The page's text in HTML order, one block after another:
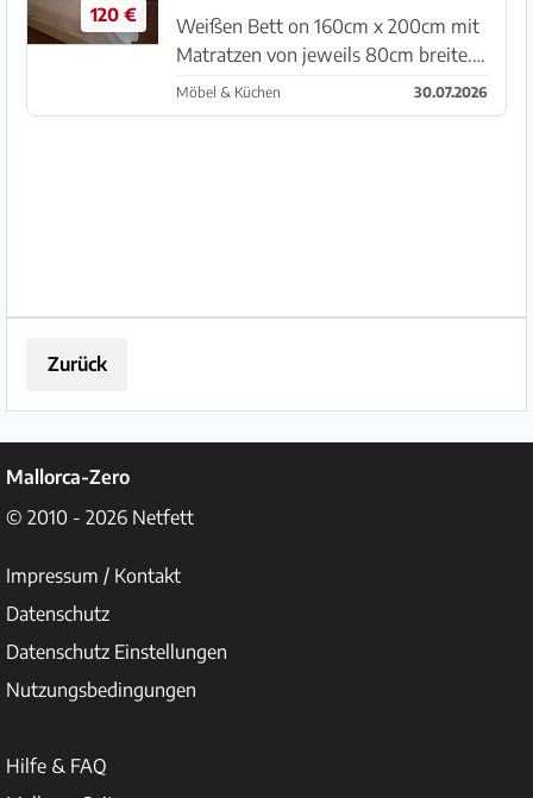
120 €
Weißen Bett on 160cm x 200cm mit
Matratzen von jeweils 80cm breite.
Der Kopfbereich ist leicht schräg und
lässt sich nach vorne aufklappen. Die
Möbel & Küchen 30.07.2026
Zurück
Mallorca-Zero
© 2010 - 2026 Netfett
Impressum / Kontakt
Datenschutz
Datenschutz Einstellungen
Nutzungsbedingungen
Hilfe & FAQ